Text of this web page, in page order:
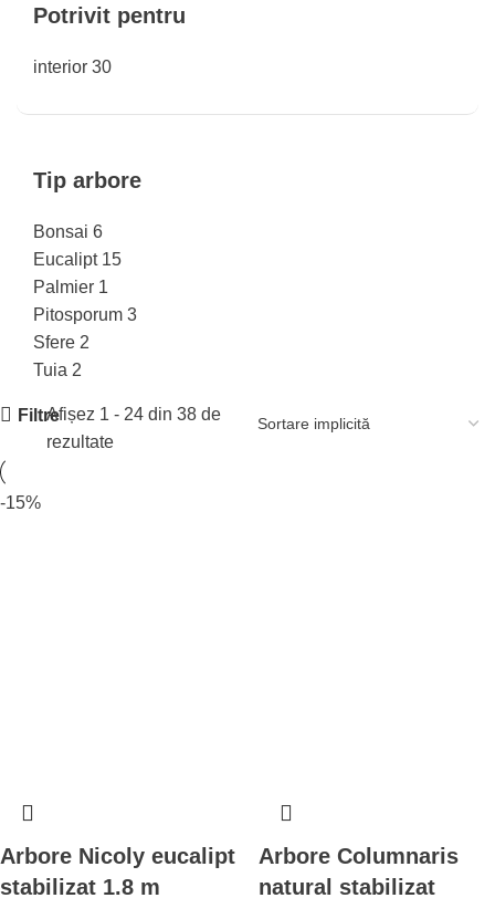
Potrivit pentru
interior 30
Tip arbore
Bonsai 6
Eucalipt 15
Palmier 1
Pitosporum 3
Sfere 2
Tuia 2
FiltreAfișez 1 - 24 din 38 de
rezultate
-15%
Arbore Nicoly eucalipt
stabilizat 1.8 m
Arbore Columnaris
natural stabilizat